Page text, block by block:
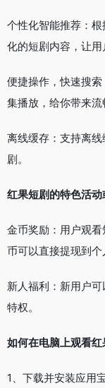
个性化智能推荐：
化的短剧内容，让用
便捷操作，快速搜
集播放，给你带来流
离线缓存：支持离
剧。
红果短剧的特色活动
金币奖励：用户观
币可以直接提现到个
新人福利：新用户
特权。
如何在电脑上观看红
1、下载并安装应用